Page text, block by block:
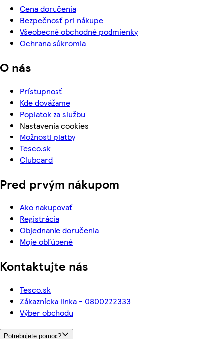
Cena doručenia
Bezpečnosť pri nákupe
Všeobecné obchodné podmienky
Ochrana súkromia
O nás
Prístupnosť
Kde dovážame
Poplatok za službu
Nastavenia cookies
Možnosti platby
Tesco.sk
Clubcard
Pred prvým nákupom
Ako nakupovať
Registrácia
Objednanie doručenia
Moje obľúbené
Kontaktujte nás
Tesco.sk
Zákaznícka linka - 0800222333
Výber obchodu
Potrebujete pomoc?